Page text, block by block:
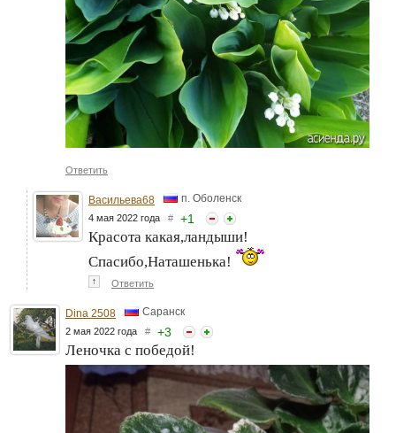
Ответить
Васильева68 п. Оболенск
4 мая 2022 года # +1
Красота какая,ландыши!
Спасибо,Наташенька!
↑ Ответить
Dina 2508 Саранск
2 мая 2022 года # +3
Леночка с победой!